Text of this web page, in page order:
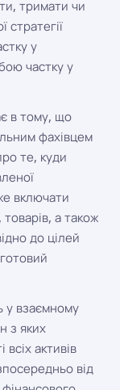
тримати чи
стратегії
у
частку у
в тому, що
фахівцем
те, куди
включати
товарів, а також
до цілей
у взаємному
з яких
активів
від